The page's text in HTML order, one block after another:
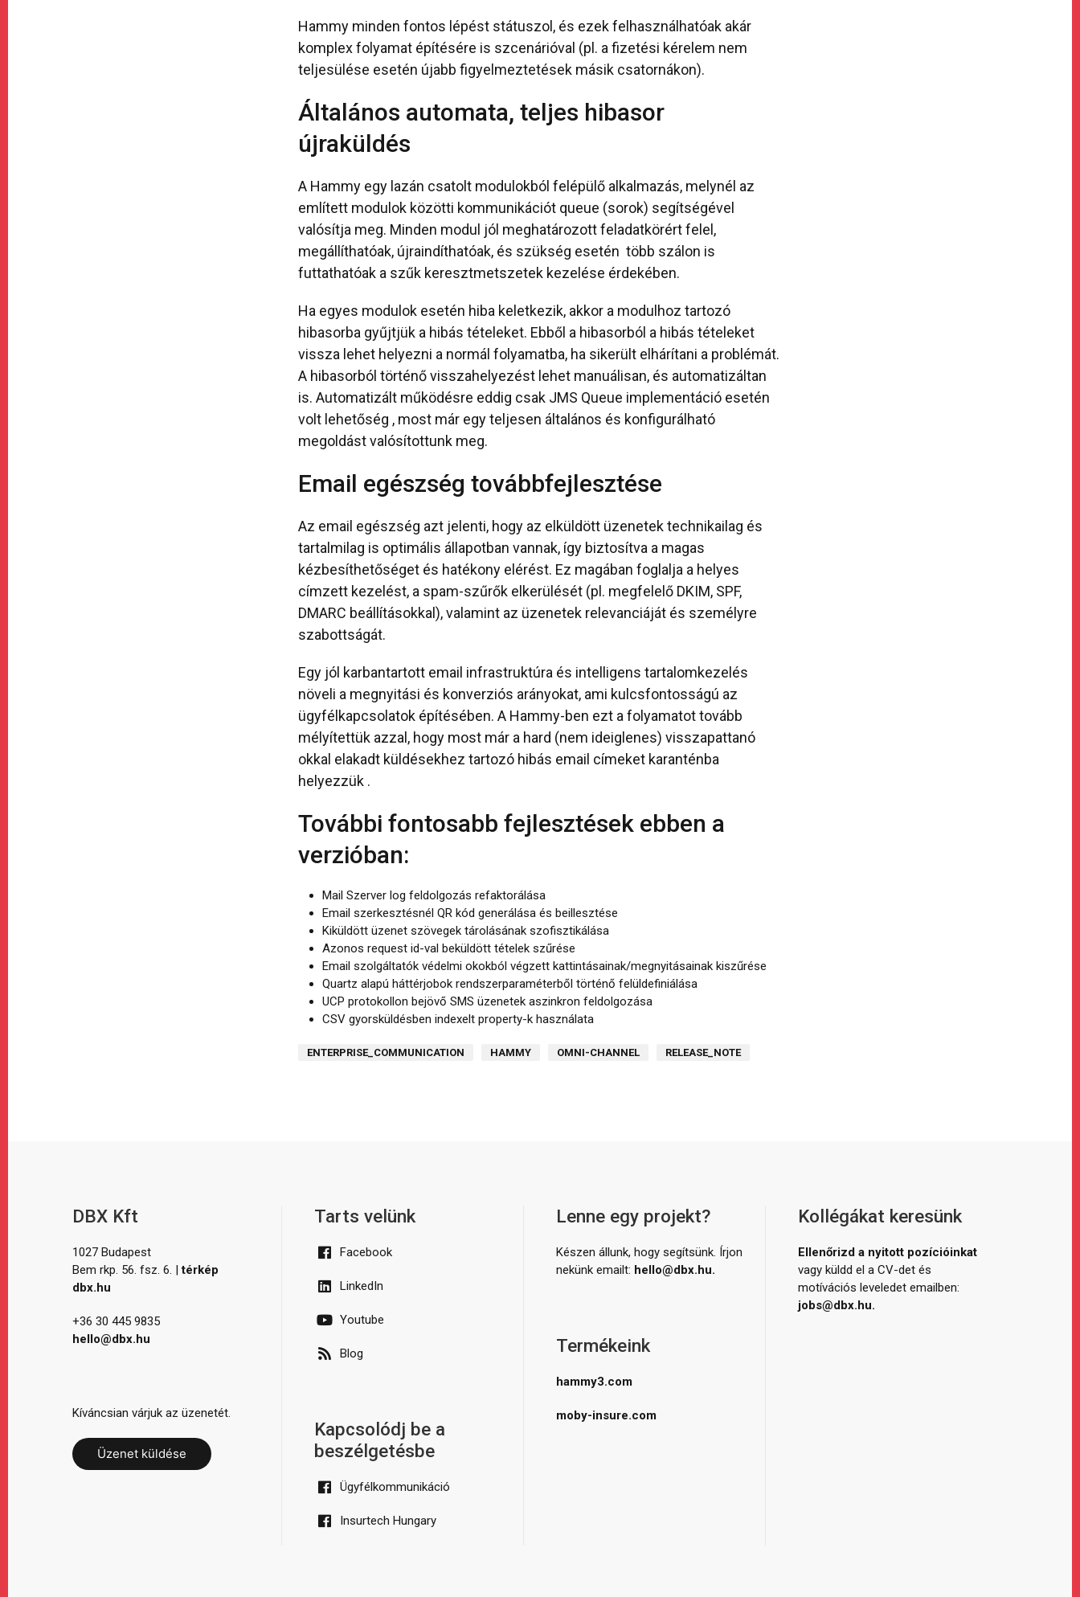
Hammy minden fontos lépést státuszol, és ezek felhasználhatóak akár
komplex folyamat építésére is szcenárióval (pl. a fizetési kérelem nem
teljesülése esetén újabb figyelmeztetések másik csatornákon).
Általános automata, teljes hibasor
újraküldés
A Hammy egy lazán csatolt modulokból felépülő alkalmazás, melynél az
említett modulok közötti kommunikációt queue (sorok) segítségével
valósítja meg. Minden modul jól meghatározott feladatkörért felel,
megállíthatóak, újraindíthatóak, és szükség esetén több szálon is
futtathatóak a szűk keresztmetszetek kezelése érdekében.
Ha egyes modulok esetén hiba keletkezik, akkor a modulhoz tartozó
hibasorba gyűjtjük a hibás tételeket. Ebből a hibasorból a hibás tételeket
vissza lehet helyezni a normál folyamatba, ha sikerült elhárítani a problémát.
A hibasorból történő visszahelyezést lehet manuálisan, és automatizáltan
is. Automatizált működésre eddig csak JMS Queue implementáció esetén
volt lehetőség , most már egy teljesen általános és konfigurálható
megoldást valósítottunk meg.
Email egészség továbbfejlesztése
Az email egészség azt jelenti, hogy az elküldött üzenetek technikailag és
tartalmilag is optimális állapotban vannak, így biztosítva a magas
kézbesíthetőséget és hatékony elérést. Ez magában foglalja a helyes
címzett kezelést, a spam-szűrők elkerülését (pl. megfelelő DKIM, SPF,
DMARC beállításokkal), valamint az üzenetek relevanciáját és személyre
szabottságát.
Egy jól karbantartott email infrastruktúra és intelligens tartalomkezelés
növeli a megnyitási és konverziós arányokat, ami kulcsfontosságú az
ügyfélkapcsolatok építésében. A Hammy-ben ezt a folyamatot tovább
mélyítettük azzal, hogy most már a hard (nem ideiglenes) visszapattanó
okkal elakadt küldésekhez tartozó hibás email címeket karanténba
helyezzük .
További fontosabb fejlesztések ebben a
verzióban:
Mail Szerver log feldolgozás refaktorálása
Email szerkesztésnél QR kód generálása és beillesztése
Kiküldött üzenet szövegek tárolásának szofisztikálása
Azonos request id-val beküldött tételek szűrése
Email szolgáltatók védelmi okokból végzett kattintásainak/megnyitásainak kiszűrése
Quartz alapú háttérjobok rendszerparaméterből történő felüldefiniálása
UCP protokollon bejövő SMS üzenetek aszinkron feldolgozása
CSV gyorsküldésben indexelt property-k használata
ENTERPRISE_COMMUNICATION HAMMY OMNI-CHANNEL RELEASE_NOTE
DBX Kft
1027 Budapest
Bem rkp. 56. fsz. 6. |térkép
dbx.hu
+36 30 445 9835
hello@dbx.hu
Kíváncsian várjuk az üzenetét.
Üzenet küldése
Tarts velünk
Facebook
LinkedIn
Youtube
Blog
Kapcsolódj be a
beszélgetésbe
Ügyfélkommunikáció
Insurtech Hungary
Lenne egy projekt?
Készen állunk, hogy segítsünk. Írjon
nekünk emailt: hello@dbx.hu.
Termékeink
hammy3.com
moby-insure.com
Kollégákat keresünk
Ellenőrizd a nyitott pozícióinkat
vagy küldd el a CV-det és
motívációs leveledet emailben:
jobs@dbx.hu.